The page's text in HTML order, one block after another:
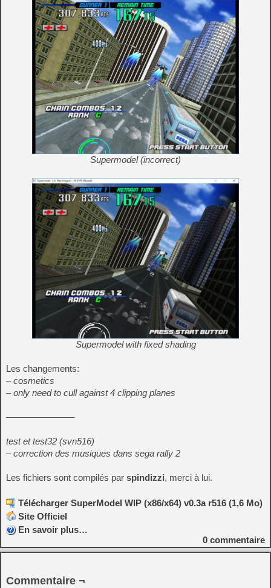
Supermodel (incorrect)
Supermodel with fixed shading
Les changements:
– cosmetics
– only need to cull against 4 clipping planes
———————–
test et test32 (svn516)
– correction des musiques dans sega rally 2
Les fichiers sont compilés par spindizzi, merci à lui.
Télécharger SuperModel WIP (x86/x64) v0.3a r516 (1,6 Mo)
Site Officiel
En savoir plus…
0 commentaire
Commentaire ¬